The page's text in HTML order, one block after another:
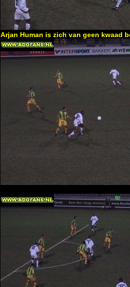
Arjan Human is zich van geen kwaad